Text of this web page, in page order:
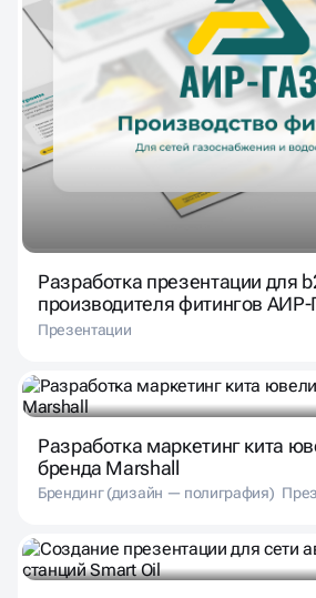
Разработка презентации для
производителя фитингов
Презентации
Разработка маркетинг кита
бренда Marshall
Брендинг (дизайн — полиграфия)